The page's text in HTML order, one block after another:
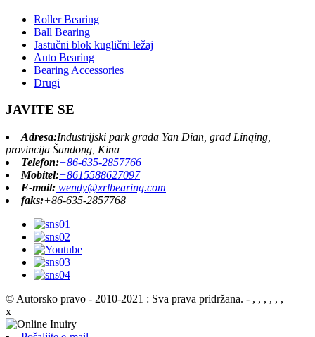
Roller Bearing
Ball Bearing
Jastučni blok kuglični ležaj
Auto Bearing
Bearing Accessories
Drugi
JAVITE SE
Adresa:Industrijski park grada Yan Dian, grad Linqing,
provincija Šandong, Kina
Telefon:+86-635-2857766
Mobitel:+8615588627097
E-mail: wendy@xrlbearing.com
faks:+86-635-2857768
© Autorsko pravo - 2010-2021 : Sva prava pridržana. - , , , , , ,
x